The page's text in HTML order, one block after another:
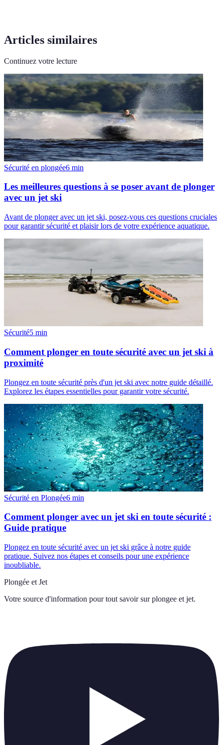
Articles similaires
Continuez votre lecture
Sécurité en plongée6 min
Les meilleures questions à se poser avant de plonger
avec un jet ski
Avant de plonger avec un jet ski, posez-vous ces questions cruciales
pour garantir sécurité et plaisir lors de votre expérience aquatique.
Sécurité5 min
Comment plonger en toute sécurité avec un jet ski à
proximité
Plongez en toute sécurité près d'un jet ski avec notre guide détaillé.
Explorez les étapes essentielles pour garantir votre sécurité.
Sécurité en Plongée6 min
Comment plonger avec un jet ski en toute sécurité :
Guide pratique
Plongez en toute sécurité avec un jet ski grâce à notre guide
pratique. Suivez nos étapes et conseils pour une expérience
inoubliable.
Plongée et Jet
Votre source d'information pour tout savoir sur plongee et jet.